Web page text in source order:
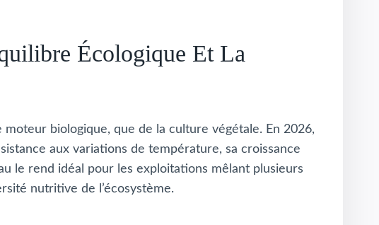
Écologique Et La
moteur biologique, que de la culture végétale. En 2026,
aux variations de température, sa croissance
le rend idéal pour les exploitations mêlant plusieurs
nutritive de l’écosystème.